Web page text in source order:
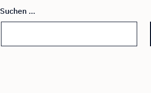
Suchen …